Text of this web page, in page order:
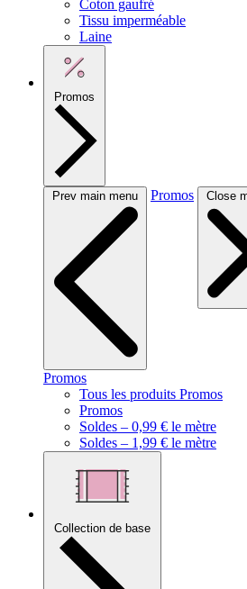
Coton gaufré
Tissu imperméable
Laine
Promos
Prev main menu Promos Close
Promos
Tous les produits Promos
Promos
Soldes – 0,99 € le mètre
Soldes – 1,99 € le mètre
Collection de base